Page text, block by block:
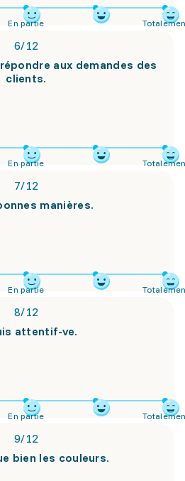
En partie
6/12
aux demandes des
clients.
En partie
7/12
manières.
En partie
8/12
attentif-ve.
En partie
9/12
bien les couleurs.